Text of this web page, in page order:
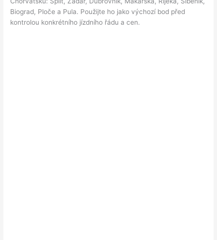
Biograd, Ploče a Pula. Použijte ho jako výchozí bod před
kontrolou konkrétního jízdního řádu a cen.